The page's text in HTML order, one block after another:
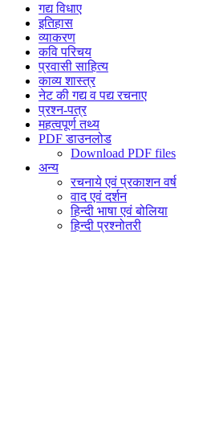
गद्य विधाए
इतिहास
व्याकरण
कवि परिचय
प्रवासी साहित्य
काव्य शास्त्र
नेट की गद्य व पद्य रचनाए
प्रश्न-पत्र
महत्वपूर्ण तथ्य
PDF डाउनलोड
Download PDF files
अन्य
रचनाये एवं प्रकाशन वर्ष
वाद एवं दर्शन
हिन्दी भाषा एवं बोलिया
हिन्दी प्रश्नोतरी